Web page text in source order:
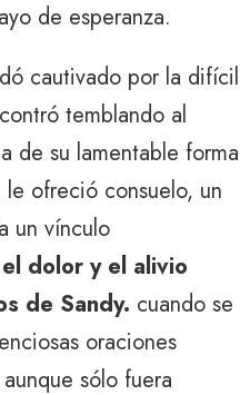
de esperanza.
cautivado por la difícil
temblando al
de su lamentable forma
ofreció consuelo, un
un vínculo
dolor y el alivio
de Sandy. cuando se
oraciones
sólo fuera